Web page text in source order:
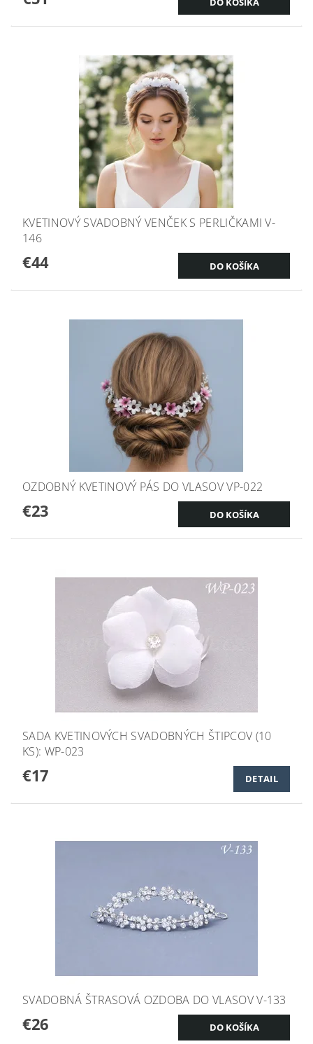
KVETINOVÝ SVADOBNÝ VENČEK S PERLIČKAMI V-
146
€44
OZDOBNÝ KVETINOVÝ PÁS DO VLASOV VP-022
€23
SADA KVETINOVÝCH SVADOBNÝCH ŠTIPCOV (10
KS): WP-023
€17 DETAIL
SVADOBNÁ ŠTRASOVÁ OZDOBA DO VLASOV V-133
€26